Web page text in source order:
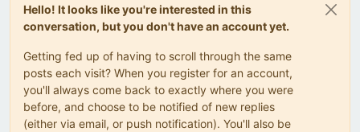
Hello! It looks like you're interested in this
conversation, but you don't have an account yet.
Getting fed up of having to scroll through the same
posts each visit? When you register for an account,
you'll always come back to exactly where you were
before, and choose to be notified of new replies
(either via email, or push notification). You'll also be